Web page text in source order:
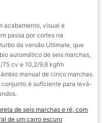
acabamento, visual e
passa por cortes na
da versão Ultimate, que
automático de seis marchas,
75 cv e 10,2/9,6 kgfm
manual de cinco marchas.
é suficiente para levá-